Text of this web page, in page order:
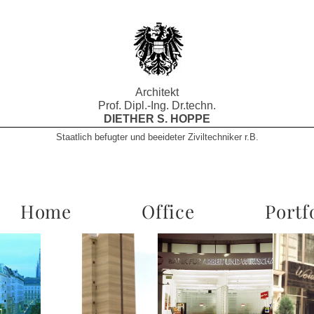
Architekt
Prof. Dipl.-Ing. Dr.techn.
DIETHER S. HOPPE
Staatlich befugter und beeideter Ziviltechniker r.B.
Home Office